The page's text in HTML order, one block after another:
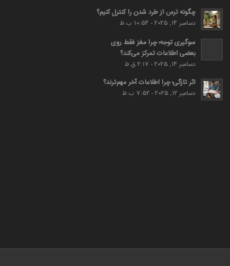
چگونه ترس از طرد شدن را کنترل کنیم؟
دسامبر 14, 2025 - 10:54 ب.ظ
سوگیری توجه؛ چرا مغز فقط روی
بعضی اطلاعات تمرکز می‌کند؟
دسامبر 14, 2025 - 2:17 ق.ظ
اثر تازگی؛ چرا اطلاعات آخر مهم‌ترند؟
دسامبر 12, 2025 - 7:52 ب.ظ